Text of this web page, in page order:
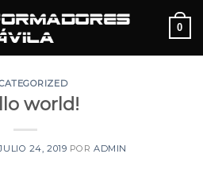
0
world!
24, 2019 PORADMIN